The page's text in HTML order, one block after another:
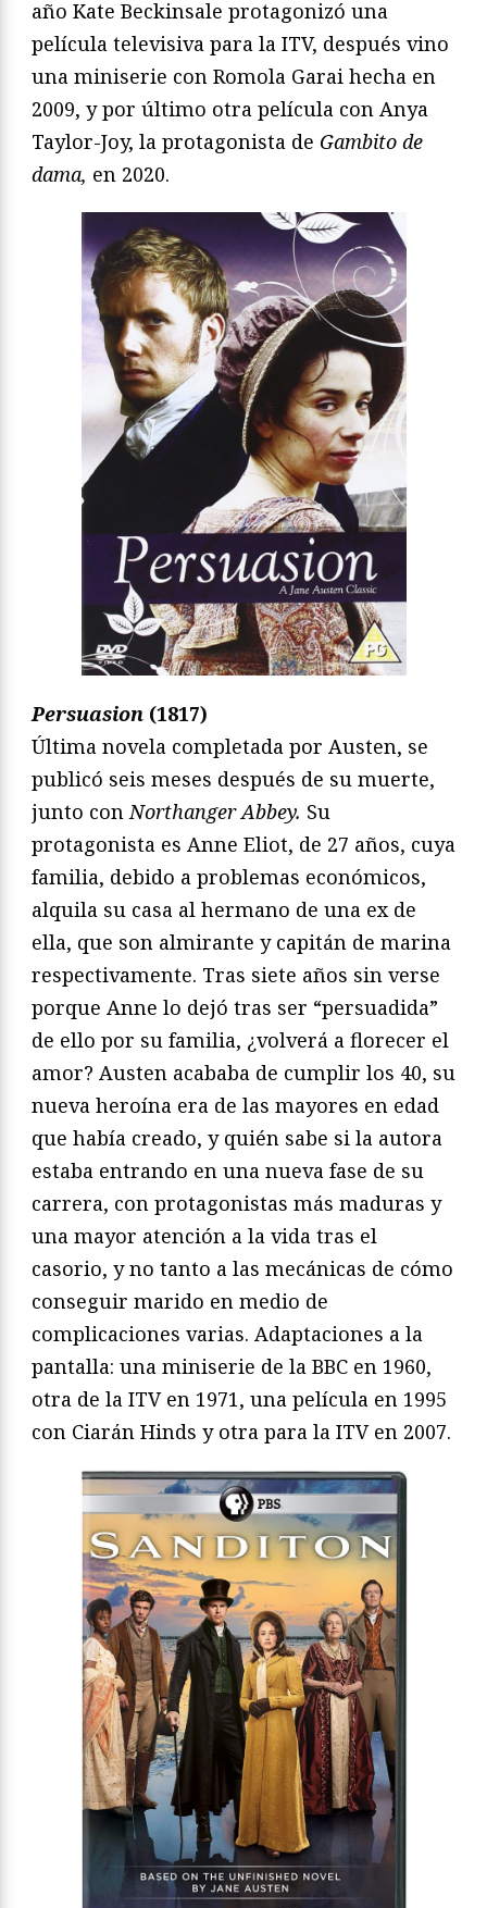
año Kate Beckinsale protagonizó una
película televisiva para la ITV, después vino
una miniserie con Romola Garai hecha en
2009, y por último otra película con Anya
Taylor-Joy, la protagonista de Gambito de
dama, en 2020.
Persuasion (1817)
Última novela completada por Austen, se
publicó seis meses después de su muerte,
junto conNorthanger Abbey. Su
protagonista es Anne Eliot, de 27 años, cuya
familia, debido a problemas económicos,
alquila su casa al hermano de una ex de
ella, que son almirante y capitán de marina
respectivamente. Tras siete años sin verse
porque Anne lo dejó tras ser “persuadida”
de ello por su familia, ¿volverá a florecer el
amor? Austen acababa de cumplir los 40, su
nueva heroína era de las mayores en edad
que había creado, y quién sabe si la autora
estaba entrando en una nueva fase de su
carrera, con protagonistas más maduras y
una mayor atención a la vida tras el
casorio, y no tanto a las mecánicas de cómo
conseguir marido en medio de
complicaciones varias. Adaptaciones a la
pantalla: una miniserie de la BBC en 1960,
otra de la ITV en 1971, una película en 1995
con Ciarán Hinds y otra para la ITV en 2007.